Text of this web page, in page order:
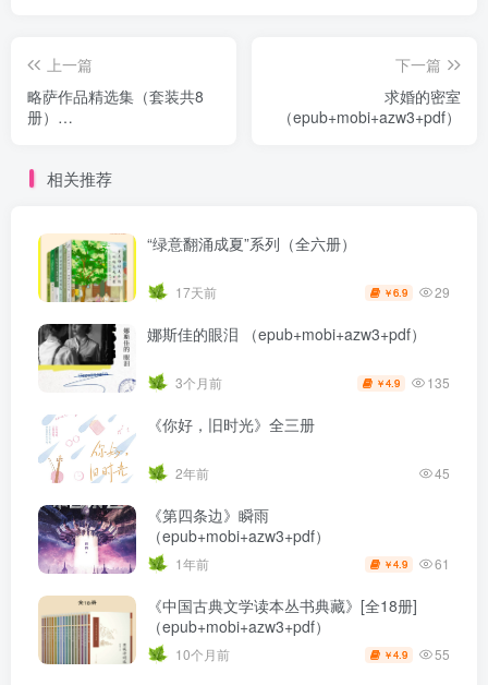
上一篇
略萨作品精选集（套装共8
册）
下一篇
求婚的密室
（epub+mobi+azw3+pdf）
相关推荐
“绿意翻涌成夏”系列（全六册）
17天前 ￥6.9 29
娜斯佳的眼泪 （epub+mobi+azw3+pdf）
3个月前 ￥4.9 135
《你好，旧时光》全三册
2年前 45
《第四条边》瞬雨
（epub+mobi+azw3+pdf）
1年前 ￥4.9 61
《中国古典文学读本丛书典藏》[全18册]
（epub+mobi+azw3+pdf）
10个月前 ￥4.9 55